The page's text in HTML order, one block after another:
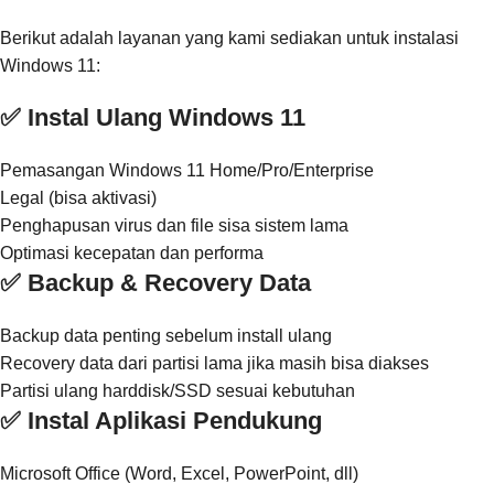
Berikut adalah layanan yang kami sediakan untuk instalasi
Windows 11:
✅ Instal Ulang Windows 11
Pemasangan Windows 11 Home/Pro/Enterprise
Legal (bisa aktivasi)
Penghapusan virus dan file sisa sistem lama
Optimasi kecepatan dan performa
✅ Backup & Recovery Data
Backup data penting sebelum install ulang
Recovery data dari partisi lama jika masih bisa diakses
Partisi ulang harddisk/SSD sesuai kebutuhan
✅ Instal Aplikasi Pendukung
Microsoft Office (Word, Excel, PowerPoint, dll)